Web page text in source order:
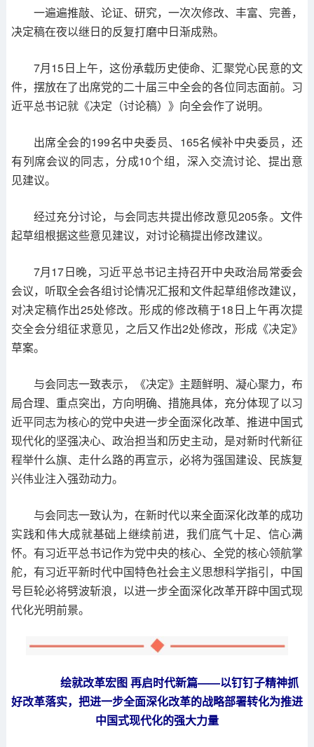
一遍遍推敲、论证、研究，一次次修改、丰富、完善，
决定稿在夜以继日的反复打磨中日渐成熟。
7月15日上午，这份承载历史使命、汇聚党心民意的文
件，摆放在了出席党的二十届三中全会的各位同志面前。习
近平总书记就《决定（讨论稿）》向全会作了说明。
出席全会的199名中央委员、165名候补中央委员，还
有列席会议的同志，分成10个组，深入交流讨论、提出意
见建议。
经过充分讨论，与会同志共提出修改意见205条。文件
起草组根据这些意见建议，对讨论稿提出修改建议。
7月17日晚，习近平总书记主持召开中央政治局常委会
会议，听取全会各组讨论情况汇报和文件起草组修改建议，
对决定稿作出25处修改。形成的修改稿于18日上午再次提
交全会分组征求意见，之后又作出2处修改，形成《决定》
草案。
与会同志一致表示，《决定》主题鲜明、凝心聚力，布
局合理、重点突出，方向明确、措施具体，充分体现了以习
近平同志为核心的党中央进一步全面深化改革、推进中国式
现代化的坚强决心、政治担当和历史主动，是对新时代新征
程举什么旗、走什么路的再宣示，必将为强国建设、民族复
兴伟业注入强劲动力。
与会同志一致认为，在新时代以来全面深化改革的成功
实践和伟大成就基础上继续前进，我们底气十足、信心满
怀。有习近平总书记作为党中央的核心、全党的核心领航掌
舵，有习近平新时代中国特色社会主义思想科学指引，中国
号巨轮必将劈波斩浪，以进一步全面深化改革开辟中国式现
代化光明前景。
绘就改革宏图 再启时代新篇——以钉钉子精神抓
好改革落实，把进一步全面深化改革的战略部署转化为推进
中国式现代化的强大力量